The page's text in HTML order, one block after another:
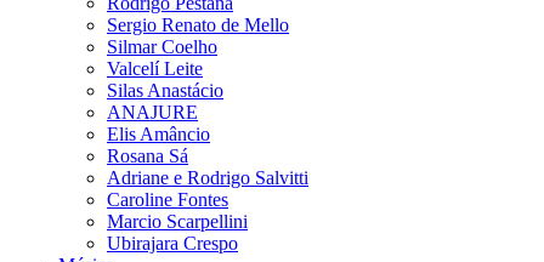
Sergio Renato de Mello
Silmar Coelho
Valcelí Leite
Silas Anastácio
ANAJURE
Elis Amâncio
Rosana Sá
Adriane e Rodrigo Salvitti
Caroline Fontes
Marcio Scarpellini
Ubirajara Crespo